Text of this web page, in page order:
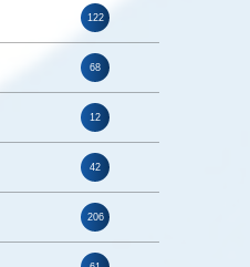
122
68
12
42
206